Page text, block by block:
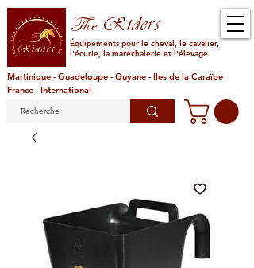
TheRiders
Équipements pour le cheval, le cavalier,
l'écurie, la maréchalerie et l'élevage
Martinique - Guadeloupe - Guyane - Iles de la Caraïbe
France - International